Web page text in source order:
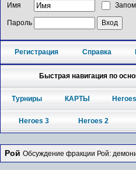
Имя
Пароль
Регистрация Справка
Быстрая навигация по
Турниры КАРТЫ
Heroes 3 Heroes 2
Рой Обсуждение фракции Рой: